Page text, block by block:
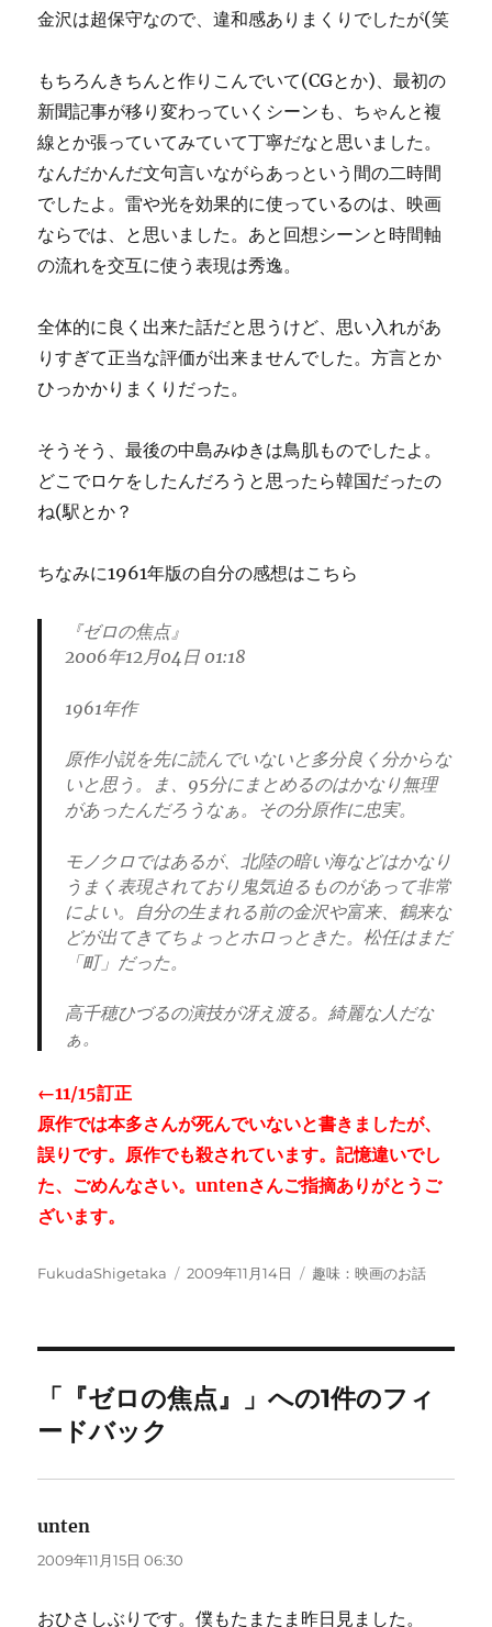
金沢は超保守なので、違和感ありまくりでしたが(笑
もちろんきちんと作りこんでいて(CGとか)、最初の
新聞記事が移り変わっていくシーンも、ちゃんと複
線とか張っていてみていて丁寧だなと思いました。
なんだかんだ文句言いながらあっという間の二時間
でしたよ。雷や光を効果的に使っているのは、映画
ならでは、と思いました。あと回想シーンと時間軸
の流れを交互に使う表現は秀逸。
全体的に良く出来た話だと思うけど、思い入れがあ
りすぎて正当な評価が出来ませんでした。方言とか
ひっかかりまくりだった。
そうそう、最後の中島みゆきは鳥肌ものでしたよ。
どこでロケをしたんだろうと思ったら韓国だったの
ね(駅とか？
ちなみに1961年版の自分の感想はこちら
『ゼロの焦点』
2006年12月04日 01:18
1961年作
原作小説を先に読んでいないと多分良く分からな
いと思う。ま、95分にまとめるのはかなり無理
があったんだろうなぁ。その分原作に忠実。
モノクロではあるが、北陸の暗い海などはかなり
うまく表現されており鬼気迫るものがあって非常
によい。自分の生まれる前の金沢や富来、鶴来な
どが出てきてちょっとホロっときた。松任はまだ
「町」だった。
高千穂ひづるの演技が冴え渡る。綺麗な人だな
ぁ。
←11/15訂正
原作では本多さんが死んでいないと書きましたが、
誤りです。原作でも殺されています。記憶違いでし
た、ごめんなさい。untenさんご指摘ありがとうご
ざいます。
投
FukudaShigetaka
投
2009年11月14日
カ
趣味：映画のお話
「『ゼロの焦点』」への1件のフィ
ードバック
unten
り:
2009年11月15日 06:30
おひさしぶりです。僕もたまたま昨日見ました。